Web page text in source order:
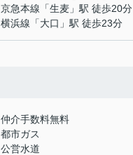
京急本線 「生麦 」駅 徒歩20分
横浜線 「大口 」駅 徒歩23分
仲介手数料無料
都市ガス
公営水道